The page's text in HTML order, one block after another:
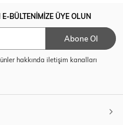
BÜLTENİMİZE ÜYE OLUN
Abone Ol
hakkında iletişim kanalları